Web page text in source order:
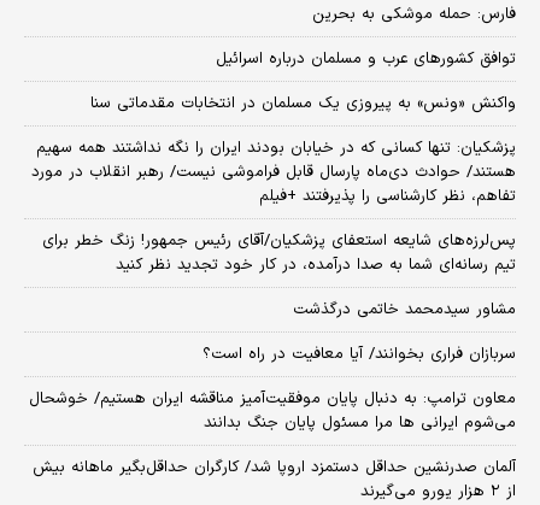
فارس: حمله موشکی به بحرین
توافق کشورهای عرب و مسلمان درباره اسرائیل
واکنش «ونس» به پیروزی یک مسلمان در انتخابات مقدماتی سنا
پزشکیان: تنها کسانی که در خیابان بودند ایران را نگه نداشتند همه سهیم
هستند/ حوادث دی‌ماه پارسال قابل فراموشی نیست/ رهبر انقلاب در مورد
تفاهم، نظر کارشناسی را پذیرفتند +فیلم
پس‌لرزه‌های شایعه استعفای پزشکیان/آقای رئیس جمهور! زنگ خطر برای
تیم رسانه‌ای شما به صدا درآمده، در کار خود تجدید نظر کنید
مشاور سیدمحمد خاتمی درگذشت
سربازان فراری بخوانند/ آیا معافیت در راه است؟
معاون ترامپ: به دنبال پایان موفقیت‌آمیز مناقشه ایران هستیم/ خوشحال
می‌شوم ایرانی ها مرا مسئول پایان جنگ بدانند
آلمان صدرنشین حداقل دستمزد اروپا شد/ کارگران حداقل‌بگیر ماهانه بیش
از ۲ هزار یورو می‌گیرند